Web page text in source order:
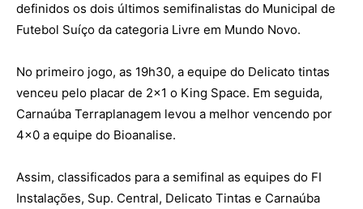
definidos os dois últimos semifinalistas do Municipal de
Futebol Suíço da categoria Livre em Mundo Novo.
No primeiro jogo, as 19h30, a equipe do Delicato tintas
venceu pelo placar de 2×1 o King Space. Em seguida,
Carnaúba Terraplanagem levou a melhor vencendo por
4×0 a equipe do Bioanalise.
Assim, classificados para a semifinal as equipes do FI
Instalações, Sup. Central, Delicato Tintas e Carnaúba